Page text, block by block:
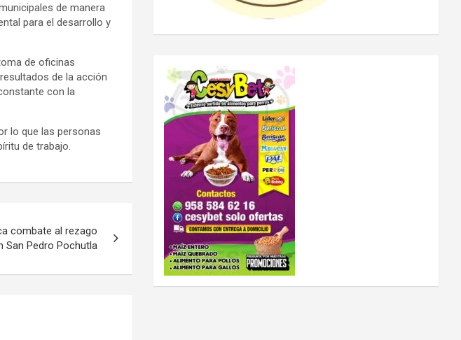
de manera
para el desarrollo y
de oficinas
de la acción
con la
lo que las personas
de trabajo.
combate al rezago
San Pedro Pochutla